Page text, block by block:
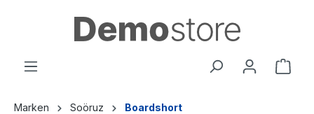
Marken Soöruz Boardshort